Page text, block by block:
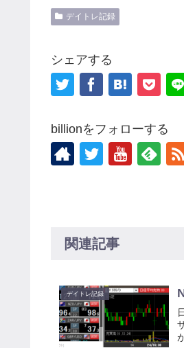
デイトレ記録
シェアする
billionをフォローする
関連記事
デイトレ記録